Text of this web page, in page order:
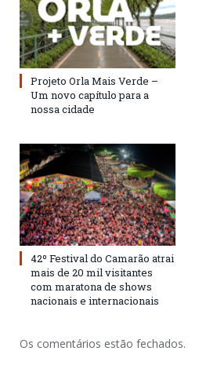
Projeto Orla Mais Verde –
Um novo capítulo para a
nossa cidade
42º Festival do Camarão atrai
mais de 20 mil visitantes
com maratona de shows
nacionais e internacionais
Os comentários estão fechados.